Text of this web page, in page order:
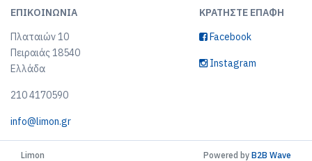
ΕΠΙΚΟΙΝΩΝΊΑ
Πλαταιών 10
Πειραιάς 18540
Ελλάδα
210 4170590
info@limon.gr
ΚΡΑΤΉΣΤΕ ΕΠΑΦΉ
Facebook
Instagram
Limon Powered by B2B Wave